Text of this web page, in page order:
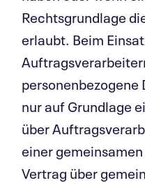
Rechtsgrundlage
erlaubt. Beim
personenbezogene
nur auf Grundlage
über
einer
Vertrag über